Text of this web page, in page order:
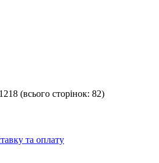
(всього сторінок: 82)
та оплату